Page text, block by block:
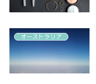
オーストラリア